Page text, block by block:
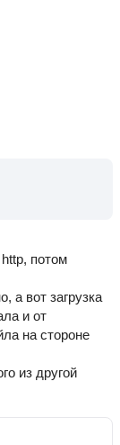
потом
а вот загрузка
и от
на стороне
из другой